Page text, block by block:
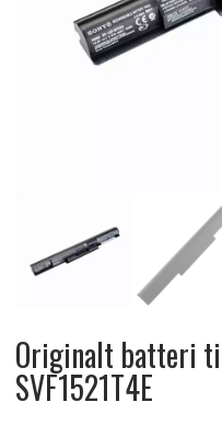
Originalt batteri til
SVF1521T4E